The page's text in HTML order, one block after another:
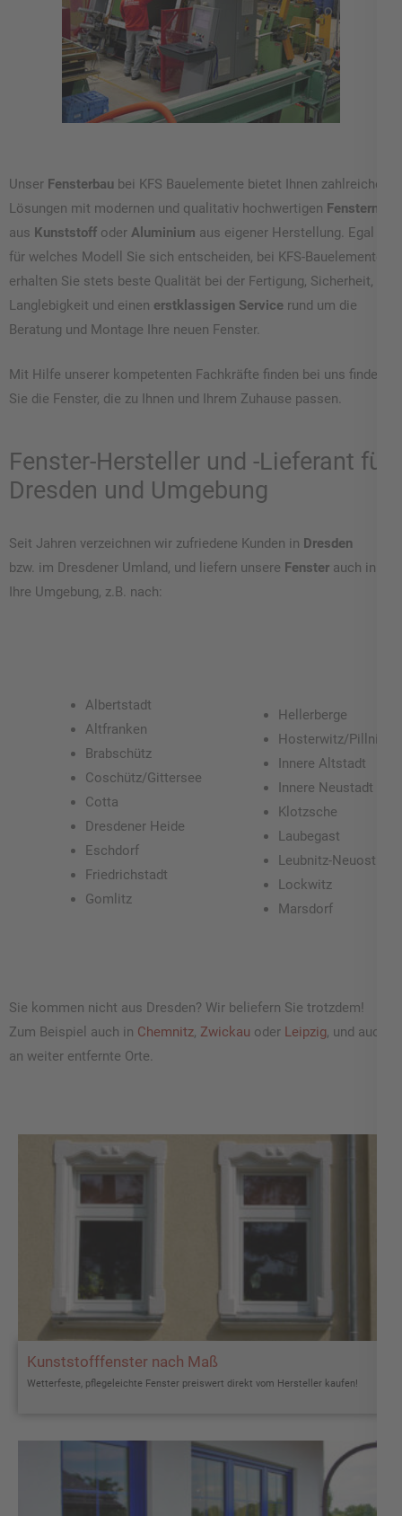
Unser Fensterbau bei KFS Bauelemente bietet Ihnen zahlreiche
Lösungen mit modernen und qualitativ hochwertigen Fenstern
aus Kunststoff oder Aluminium aus eigener Herstellung. Egal
für welches Modell Sie sich entscheiden, bei KFS-Bauelemente
erhalten Sie stets beste Qualität bei der Fertigung, Sicherheit,
Langlebigkeit und einen erstklassigen Service rund um die
Beratung und Montage Ihre neuen Fenster.
Mit Hilfe unserer kompetenten Fachkräfte finden bei uns finden
Sie die Fenster, die zu Ihnen und Ihrem Zuhause passen.
Fenster-Hersteller und -Lieferant für
Dresden und Umgebung
Seit Jahren verzeichnen wir zufriedene Kunden in Dresden
bzw. im Dresdener Umland, und liefern unsere Fenster auch in
Ihre Umgebung, z.B. nach:
Albertstadt
Altfranken
Brabschütz
Coschütz/Gittersee
Cotta
Dresdener Heide
Eschdorf
Friedrichstadt
Gomlitz
Hellerberge
Hosterwitz/Pillnitz
Innere Altstadt
Innere Neustadt
Klotzsche
Laubegast
Leubnitz-Neuostra
Lockwitz
Marsdorf
Sie kommen nicht aus Dresden? Wir beliefern Sie trotzdem!
Zum Beispiel auch in Chemnitz, Zwickau oder Leipzig, und auch
an weiter entfernte Orte.
Kunststofffenster nach Maß
Wetterfeste, pflegeleichte Fenster preiswert direkt vom Hersteller kaufen!